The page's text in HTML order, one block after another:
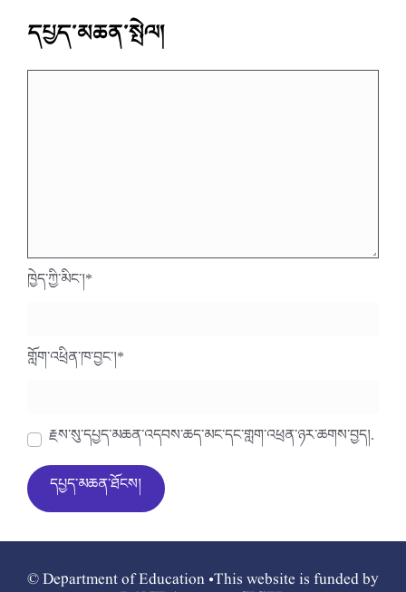
དཔྱད་མཆན་སྤེལ།
ཁྱེད་ཀྱི་མིང་།*
གློག་འཕྲིན་ཁ་བྱང་།*
རྗེས་སུ་དཔྱད་མཆན་འདེབས་ཆེད་མིང་དང་གློག་འཕྲིན་ཉར་ཚགས་བྱེད།.
© Department of Education •This website is funded by